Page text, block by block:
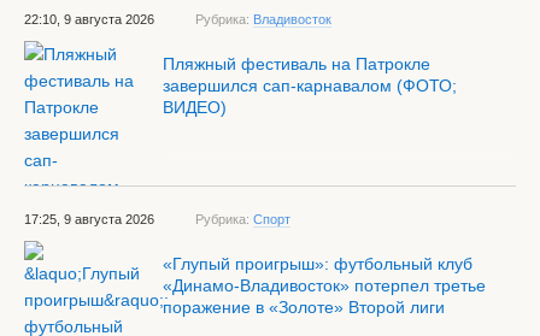
22:10, 9 августа 2026 Рубрика: Владивосток
Пляжный фестиваль на Патрокле
завершился сап-карнавалом (ФОТО;
ВИДЕО)
17:25, 9 августа 2026 Рубрика: Спорт
«Глупый проигрыш»: футбольный клуб
«Динамо-Владивосток» потерпел третье
поражение в «Золоте» Второй лиги